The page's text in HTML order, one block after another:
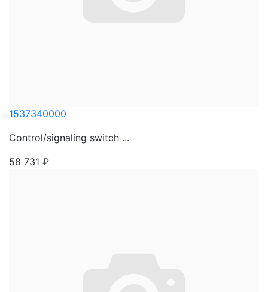
1537340000
Control/signaling switch ...
58 731 ₽